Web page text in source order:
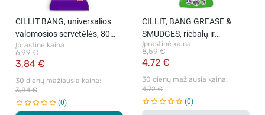
CILLIT BANG, universalios
valomosios servetėlės, 80
vnt.
Įprastinė kaina
3,84 €
6,99 €
30 dienų mažiausia kaina:
3,84 €
0
CILLIT, BANG GREASE &
SMUDGES, riebalų ir
nešvarumų valiklis, 750 ml
Įprastinė kaina
4,72 €
8,59 €
30 dienų mažiausia kaina:
4,72 €
0